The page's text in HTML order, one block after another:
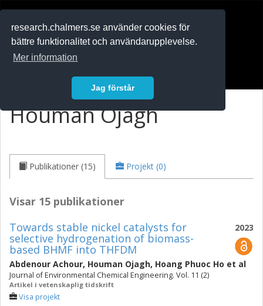
research.chalmers.se använder cookies för
bättre funktionalitet och användarupplevelse.
Mer information
Jag förstår
Houman Ojagh
Publikationer (15) Projekt (0)
Visar 15 publikationer
2023
Towards stable nickel catalysts for
selective hydrogenation of biomass-
based BHMF into THFDM
Abdenour Achour, Houman Ojagh, Hoang Phuoc Ho et al
Journal of Environmental Chemical Engineering. Vol. 11 (2)
Artikel i vetenskaplig tidskrift
Visa projekt